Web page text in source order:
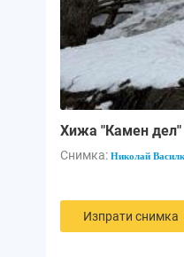
Хижа "Камен
Снимка: Николай
Изпрати снимка